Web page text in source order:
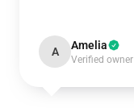
A Amelia
Verified owner